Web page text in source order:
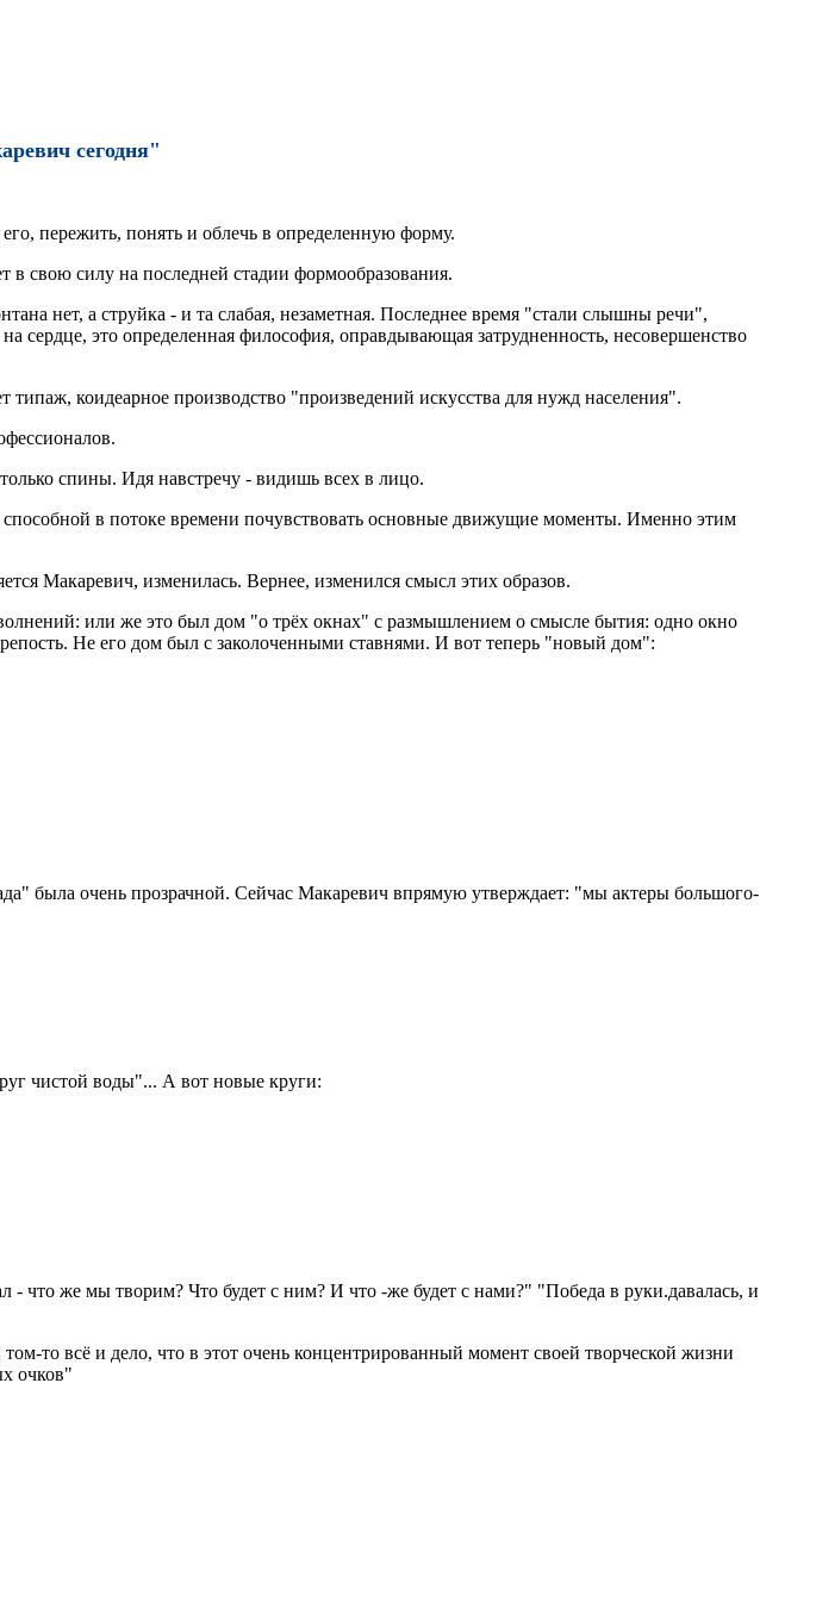
сегодня"
пережить, понять и облечь в определенную форму.
в свою силу на последней стадии формообразования.
нет, а струйка - и та слабая, незаметная. Последнее время "стали слышны речи",
это определенная философия, оправдывающая затрудненность, несовершенство
типаж, коидеарное производство "произведений искусства для нужд населения".
спины. Идя навстречу - видишь всех в лицо.
в потоке времени почувствовать основные движущие моменты. Именно этим
Макаревич, изменилась. Вернее, изменился смысл этих образов.
или же это был дом "о трёх окнах" с размышлением о смысле бытия: одно окно
Не его дом был с заколоченными ставнями. И вот теперь "новый дом":
была очень прозрачной. Сейчас Макаревич впрямую утверждает: "мы актеры большого-
чистой воды"... А вот новые круги:
что же мы творим? Что будет с ним? И что -же будет с нами?" "Победа в руки.давалась, и
то всё и дело, что в этот очень концентрированный момент своей творческой жизни
очков"